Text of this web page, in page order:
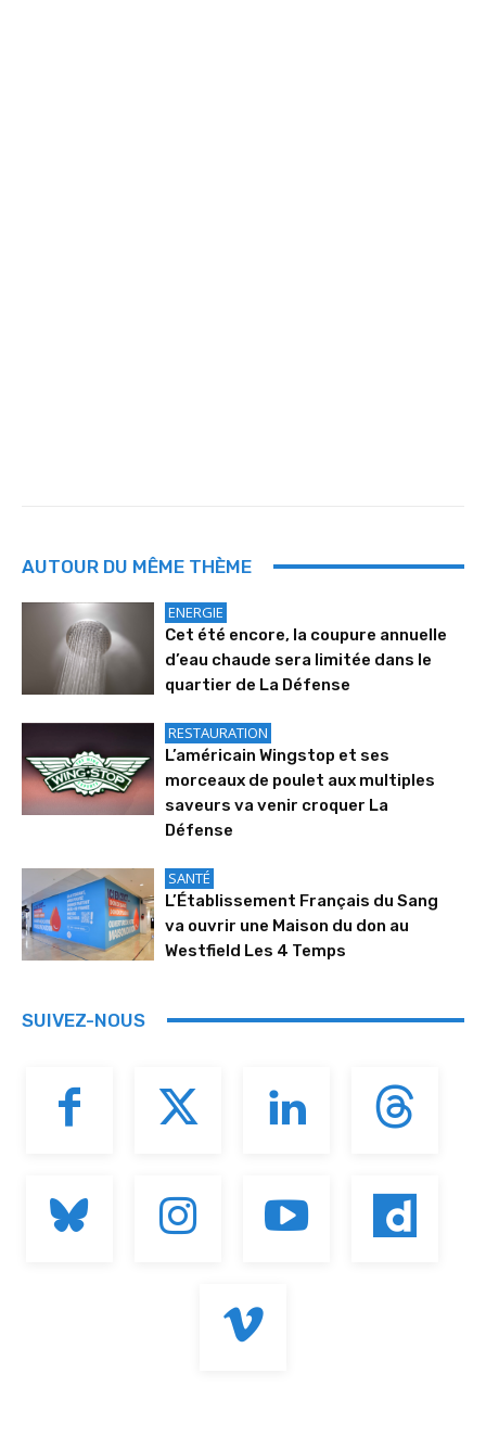
AUTOUR DU MÊME THÈME
ENERGIE
Cet été encore, la coupure annuelle
d’eau chaude sera limitée dans le
quartier de La Défense
RESTAURATION
L’américain Wingstop et ses
morceaux de poulet aux multiples
saveurs va venir croquer La
Défense
SANTÉ
L’Établissement Français du Sang
va ouvrir une Maison du don au
Westfield Les 4 Temps
SUIVEZ-NOUS